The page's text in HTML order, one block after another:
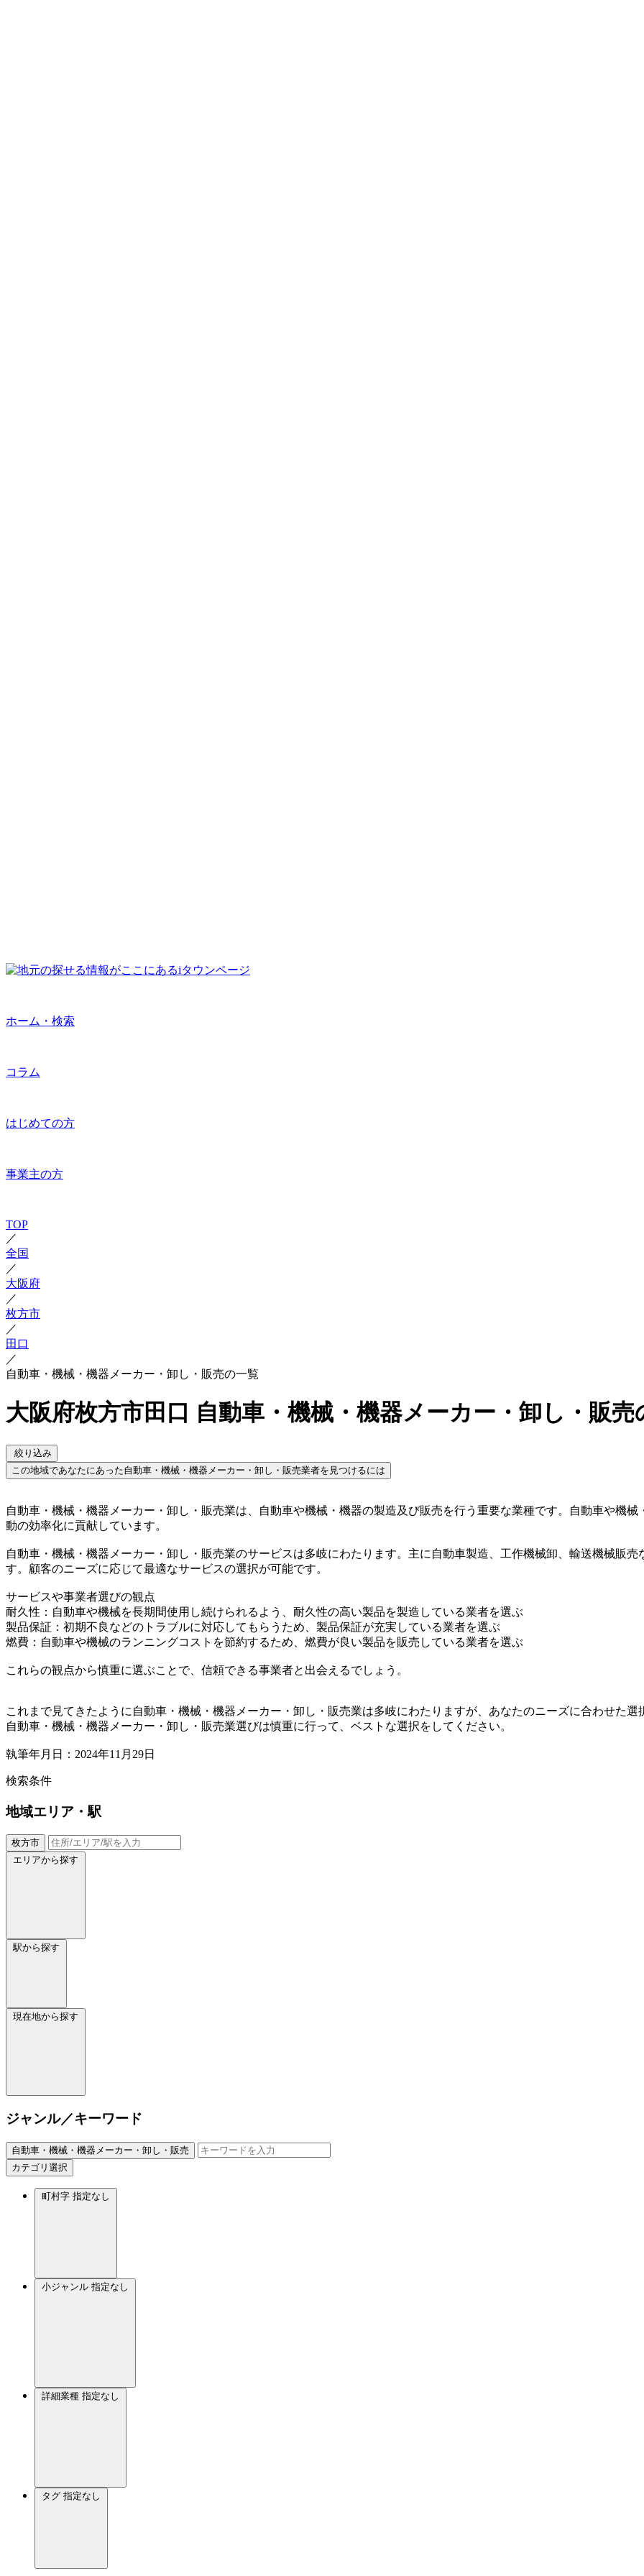
ホーム・検索
コラム
はじめての方
事業主の方
TOP
／
全国
／
大阪府
／
枚方市
／
田口
／
自動車・機械・機器メーカー・卸し・販売の一覧
大阪府枚方市田口 自動車・機械・機器メーカー・卸し・販売
絞り込み
この地域であなたにあった自動車・機械・機器メーカー・卸し・販売業者を見つけるには
自動車・機械・機器メーカー・卸し・販売業は、自動車や機械・機器の製造及び販売を行う重要な業種です。自動車や機
動の効率化に貢献しています。
自動車・機械・機器メーカー・卸し・販売業のサービスは多岐にわたります。主に自動車製造、工作機械卸、輸送機械販
す。顧客のニーズに応じて最適なサービスの選択が可能です。
サービスや事業者選びの観点
耐久性：自動車や機械を長期間使用し続けられるよう、耐久性の高い製品を製造している業者を選ぶ
製品保証：初期不良などのトラブルに対応してもらうため、製品保証が充実している業者を選ぶ
燃費：自動車や機械のランニングコストを節約するため、燃費が良い製品を販売している業者を選ぶ
これらの観点から慎重に選ぶことで、信頼できる事業者と出会えるでしょう。
これまで見てきたように自動車・機械・機器メーカー・卸し・販売業は多岐にわたりますが、あなたのニーズに合わせた選
自動車・機械・機器メーカー・卸し・販売業選びは慎重に行って、ベストな選択をしてください。
執筆年月日：2024年11月29日
検索条件
地域エリア・駅
枚方市
エリアから探す
駅から探す
現在地から探す
ジャンル／キーワード
自動車・機械・機器メーカー・卸し・販売
カテゴリ選択
町村字 指定なし
小ジャンル 指定なし
詳細業種 指定なし
タグ 指定なし